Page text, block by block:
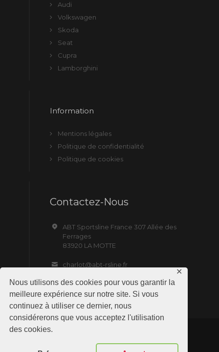
Nous utilisons des cookies pour vous garantir la
meilleure expérience sur notre site. Si vous
continuez à utiliser ce dernier, nous
considérerons que vous acceptez l'utilisation
des cookies.
✕
Audi
Volkswagen
Skoda
Seat
Cupra
Lamborghini
Information
Mentions légales
Politique de confidentialité
Politique de cookies
Contactez-Nous
ABT Sportsline France 307 Allée des
Ferrages
83920 LA MOTTE
charlot@abt-rsline.fr
ABT Sportsline France © 2019 All Rights